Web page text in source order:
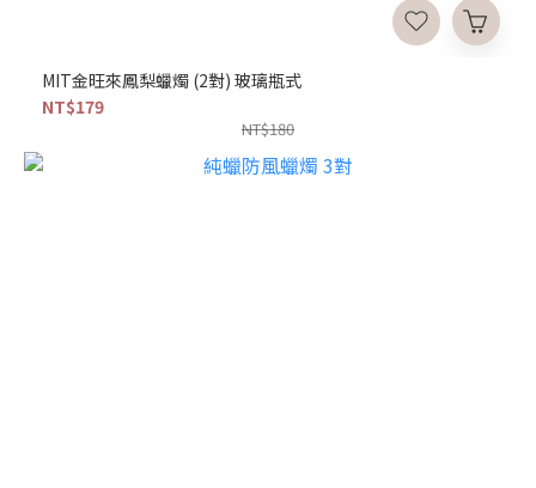
MIT金旺來鳳梨蠟燭 (2對) 玻璃瓶式
NT$179
NT$180